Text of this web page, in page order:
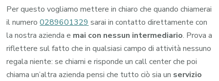
Per questo vogliamo mettere in chiaro che quando chiamerai
il numero0289601329 sarai in contatto direttamente con
la nostra azienda e mai con nessun intermediario. Prova a
riflettere sul fatto che in qualsiasi campo di attività nessuno
regala niente: se chiami e risponde un call center che poi
chiama un’altra azienda pensi che tutto ciò sia un servizio